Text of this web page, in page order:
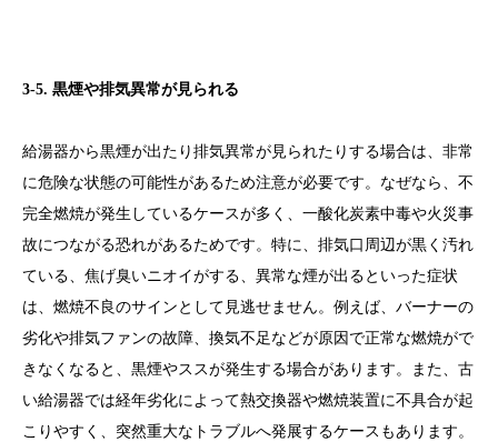
3-5. 黒煙や排気異常が見られる
給湯器から黒煙が出たり排気異常が見られたりする場合は、非常
に危険な状態の可能性があるため注意が必要です。なぜなら、不
完全燃焼が発生しているケースが多く、一酸化炭素中毒や火災事
故につながる恐れがあるためです。特に、排気口周辺が黒く汚れ
ている、焦げ臭いニオイがする、異常な煙が出るといった症状
は、燃焼不良のサインとして見逃せません。例えば、バーナーの
劣化や排気ファンの故障、換気不足などが原因で正常な燃焼がで
きなくなると、黒煙やススが発生する場合があります。また、古
い給湯器では経年劣化によって熱交換器や燃焼装置に不具合が起
こりやすく、突然重大なトラブルへ発展するケースもあります。